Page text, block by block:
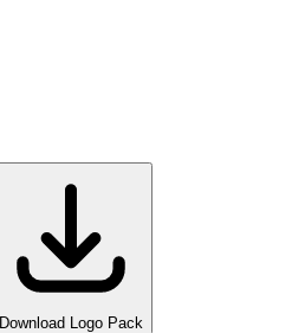
Download Logo Pack